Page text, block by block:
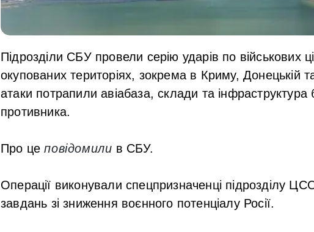
Підрозділи СБУ провели серію ударів по військових
окупованих територіях, зокрема в Криму, Донецькій
атаки потрапили авіабаза, склади та інфраструктура
противника.
Про цеповідомили в СБУ.
Операції виконували спецпризначенці підрозділу
завдань зі зниження воєнного потенціалу Росії.